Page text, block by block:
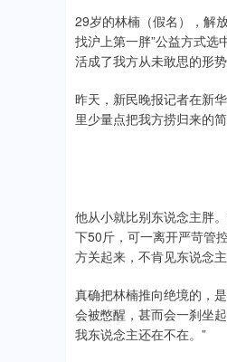
29岁的林楠（假名），解
找沪上第一胖”公益方式
活成了我方从未敢思的形势
昨天，新民晚报记者在新
里少量点把我方捞归来的简
他从小就比别东说念主胖
下50斤，可一离开严苛管
方关起来，不肯见东说念
真确把林楠推向绝境的，
会被憋醒，甚而会一刹坐
我东说念主还在不在。”